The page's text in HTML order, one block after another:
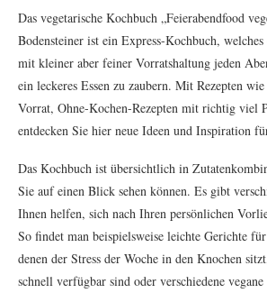
Das vegetarische Kochbuch „Feierabendfood
Bodensteiner ist ein Express-Kochbuch,
mit kleiner aber feiner Vorratshaltung jeden
ein leckeres Essen zu zaubern. Mit Rezepten
Vorrat, Ohne-Kochen-Rezepten mit richtig viel
entdecken Sie hier neue Ideen und Inspiration
Das Kochbuch ist übersichtlich in
Sie auf einen Blick sehen können. Es gibt
Ihnen helfen, sich nach Ihren persönlichen
So findet man beispielsweise leichte Gerichte
denen der Stress der Woche in den Knochen
schnell verfügbar sind oder verschiedene vegane